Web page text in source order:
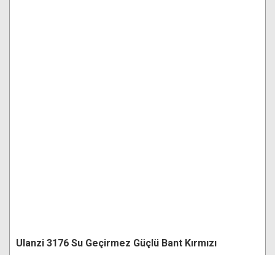
Ulanzi 3176 Su Geçirmez Güçlü Bant Kırmızı